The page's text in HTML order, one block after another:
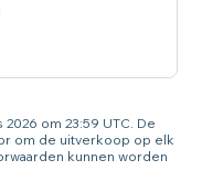
om 23:59 UTC. De
om de uitverkoop op elk
kunnen worden